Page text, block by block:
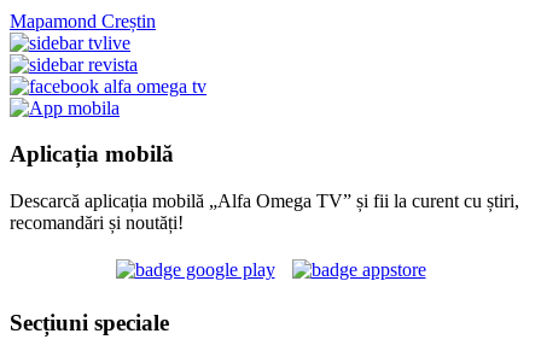
Mapamond Creștin
Aplicația mobilă
Descarcă aplicația mobilă „Alfa Omega TV” și fii la curent cu știri,
recomandări și noutăți!
Secțiuni speciale